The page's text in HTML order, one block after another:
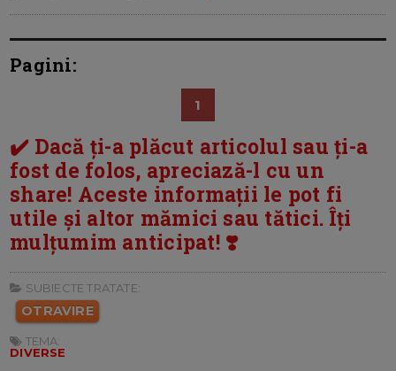
Pagini:
1
✔️ Dacă ți-a plăcut articolul sau ți-a
fost de folos, apreciază-l cu un
share! Aceste informații le pot fi
utile și altor mămici sau tătici. Îți
mulțumim anticipat! ❣️
SUBIECTE TRATATE:
OTRAVIRE
TEMA:
DIVERSE